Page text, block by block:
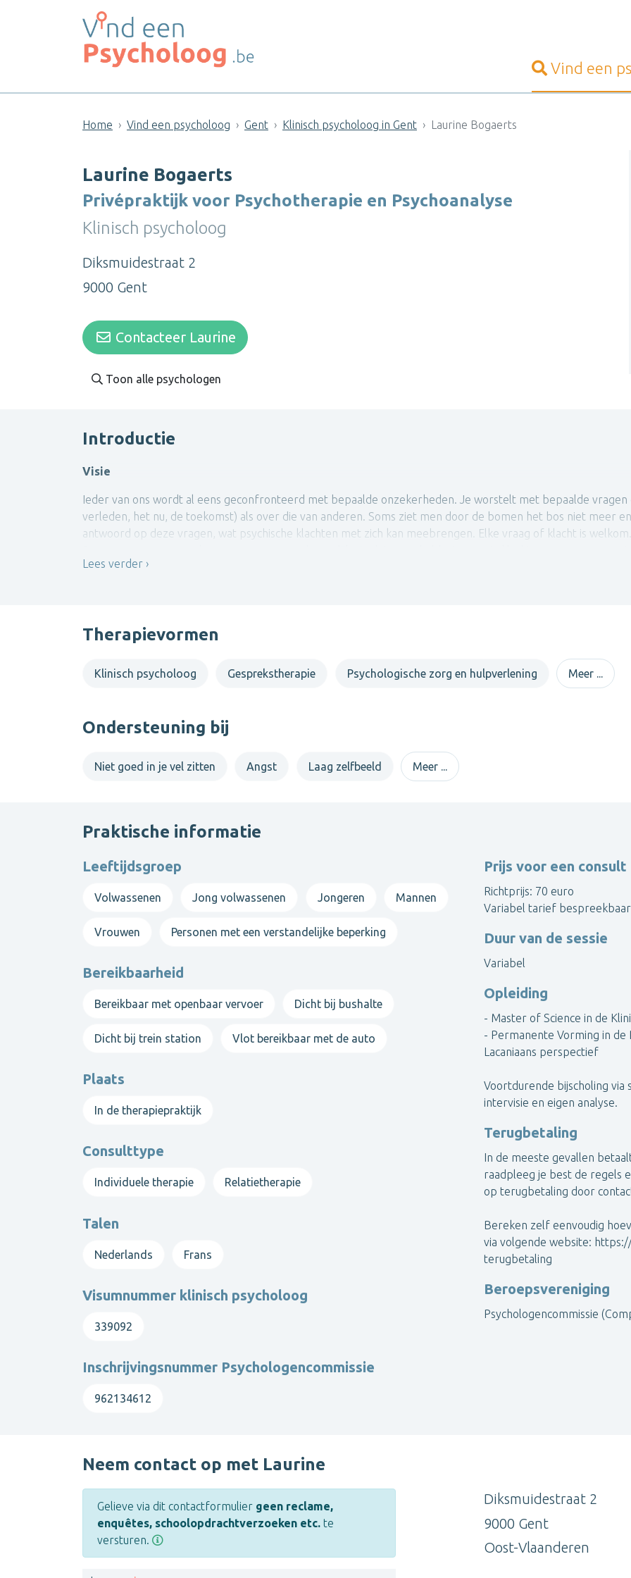
Vind een
Home Vind een psycholoog Gent Klinisch psycholoog in Gent Laurine Bogaerts
Laurine Bogaerts
Privépraktijk voor Psychotherapie en Psychoanalyse
Klinisch psycholoog
Diksmuidestraat 2
9000 Gent
Contacteer Laurine
Toon alle psychologen
Introductie
Visie
Ieder van ons wordt al eens geconfronteerd met bepaalde onzekerheden. Je worstelt met bepaalde
verleden, het nu, de toekomst) als over die van anderen. Soms ziet men door de bomen het bos niet meer
antwoord op deze vragen, wat psychische klachten met zich kan meebrengen. Elke vraag of klacht is
Privépraktijk voor Psychotherapie en Psychoanalyse
Contacteer Laurine
Lees verder
Therapievormen
Klinisch psycholoog Gesprekstherapie Psychologische zorg en hulpverlening Meer ...
Ondersteuning bij
Niet goed in je vel zitten Angst Laag zelfbeeld Meer ...
Praktische informatie
Leeftijdsgroep
Volwassenen Jong volwassenen Jongeren Mannen
Vrouwen Personen met een verstandelijke beperking
Bereikbaarheid
Bereikbaar met openbaar vervoer Dicht bij bushalte
Dicht bij trein station Vlot bereikbaar met de auto
Plaats
In de therapiepraktijk
Consulttype
Individuele therapie Relatietherapie
Talen
Nederlands Frans
Visumnummer klinisch psycholoog
339092
Inschrijvingsnummer Psychologencommissie
962134612
Prijs voor een consult
Richtprijs: 70 euro
Variabel tarief
Duur van de sessie
Variabel
Opleiding
- Master of Science in de
- Permanente Vorming in de
Lacaniaans perspectief
Voortdurende bijscholing via
intervisie en eigen analyse.
Terugbetaling
In de meeste gevallen
raadpleeg je best de regels
op terugbetaling door
Bereken zelf eenvoudig
via volgende website:
terugbetaling
Beroepsvereniging
Psychologencommissie
Neem contact op met Laurine
Gelieve via dit contactformulier geen reclame,
enquêtes, schoolopdrachtverzoeken etc. te
versturen.
Diksmuidestraat 2
9000 Gent
Oost-Vlaanderen